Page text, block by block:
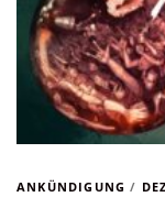
ANKÜNDIGUNG /